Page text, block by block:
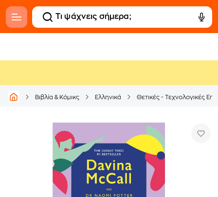
Βιβλία & Κόμικς Ελληνικά Θετικές - Τεχνολογικές